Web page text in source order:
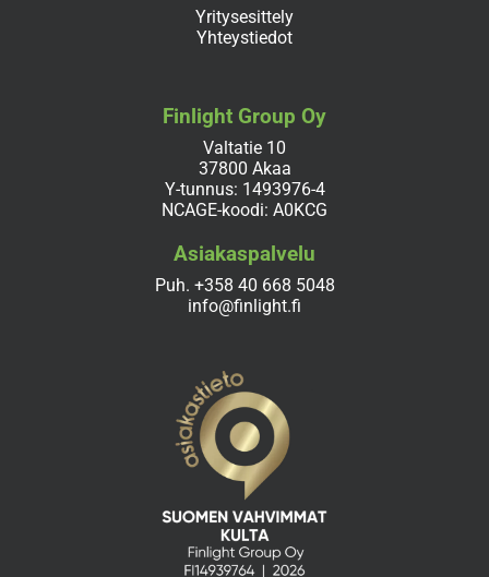
Yritysesittely
Yhteystiedot
Finlight Group Oy
Valtatie 10
37800 Akaa
Y-tunnus: 1493976-4
NCAGE-koodi: A0KCG
Asiakaspalvelu
Puh. +358 40 668 5048
info@finlight.fi